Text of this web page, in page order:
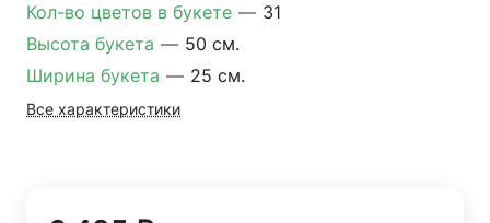
Кол-во цветов в букете — 31
Высота букета — 50 см.
Ширина букета — 25 см.
Все характеристики